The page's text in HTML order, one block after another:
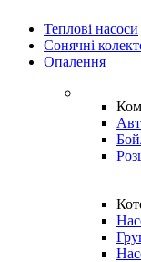
Теплові насоси
Сонячні
Опалення